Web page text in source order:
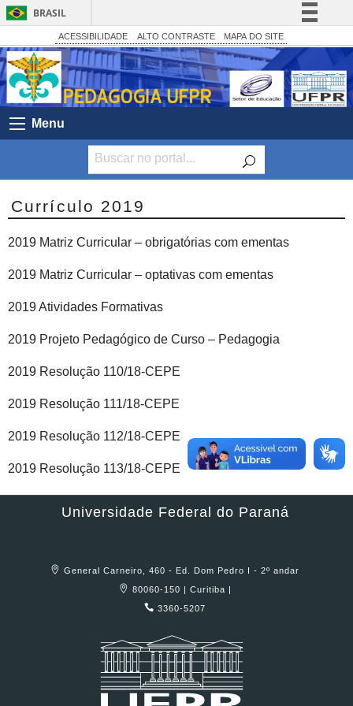
BRASIL
Simplifique!
Comunica BR
Participe
Acesso à informação
Canais
ACESSIBILIDADE ALTO CONTRASTE MAPA DO SITE
Menu
Currículo 2019
2019 Matriz Curricular – obrigatórias com ementas
2019 Matriz Curricular – optativas com ementas
2019 Atividades Formativas
2019 Projeto Pedagógico de Curso – Pedagogia
2019 Resolução 110/18-CEPE
2019 Resolução 111/18-CEPE
2019 Resolução 112/18-CEPE
2019 Resolução 113/18-CEPE
Universidade Federal do Paraná
General Carneiro, 460 - Ed. Dom Pedro I - 2º andar
80060-150 | Curitiba |
3360-5207